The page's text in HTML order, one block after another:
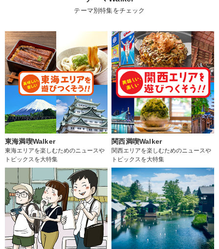
テーマ別特集をチェック
東海満喫Walker
東海エリアを楽しむためのニュースや
トピックスを大特集
関西満喫Walker
関西エリアを楽しむためのニュースや
トピックスを大特集